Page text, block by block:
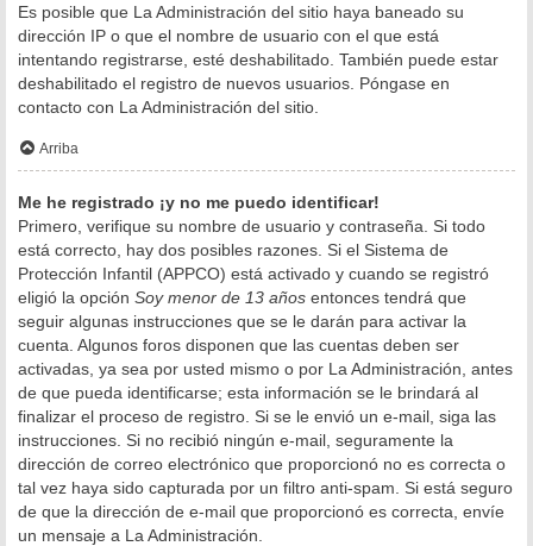
Es posible que La Administración del sitio haya baneado su
dirección IP o que el nombre de usuario con el que está
intentando registrarse, esté deshabilitado. También puede estar
deshabilitado el registro de nuevos usuarios. Póngase en
contacto con La Administración del sitio.
Arriba
Me he registrado ¡y no me puedo identificar!
Primero, verifique su nombre de usuario y contraseña. Si todo
está correcto, hay dos posibles razones. Si el Sistema de
Protección Infantil (APPCO) está activado y cuando se registró
eligió la opción Soy menor de 13 años entonces tendrá que
seguir algunas instrucciones que se le darán para activar la
cuenta. Algunos foros disponen que las cuentas deben ser
activadas, ya sea por usted mismo o por La Administración, antes
de que pueda identificarse; esta información se le brindará al
finalizar el proceso de registro. Si se le envió un e-mail, siga las
instrucciones. Si no recibió ningún e-mail, seguramente la
dirección de correo electrónico que proporcionó no es correcta o
tal vez haya sido capturada por un filtro anti-spam. Si está seguro
de que la dirección de e-mail que proporcionó es correcta, envíe
un mensaje a La Administración.